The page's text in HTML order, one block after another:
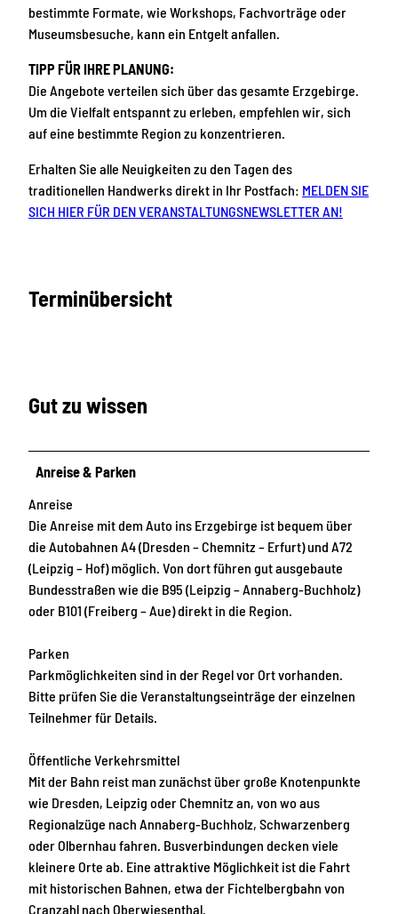
bestimmte Formate, wie Workshops, Fachvorträge oder
Museumsbesuche, kann ein Entgelt anfallen.
TIPP FÜR IHRE PLANUNG:
Die Angebote verteilen sich über das gesamte Erzgebirge.
Um die Vielfalt entspannt zu erleben, empfehlen wir, sich
auf eine bestimmte Region zu konzentrieren.
Erhalten Sie alle Neuigkeiten zu den Tagen des
traditionellen Handwerks direkt in Ihr Postfach: MELDEN SIE
SICH HIER FÜR DEN VERANSTALTUNGSNEWSLETTER AN!
Terminübersicht
Gut zu wissen
Anreise & Parken
Anreise
Die Anreise mit dem Auto ins Erzgebirge ist bequem über
die Autobahnen A4 (Dresden – Chemnitz – Erfurt) und A72
(Leipzig – Hof) möglich. Von dort führen gut ausgebaute
Bundesstraßen wie die B95 (Leipzig – Annaberg-Buchholz)
oder B101 (Freiberg – Aue) direkt in die Region.
Parken
Parkmöglichkeiten sind in der Regel vor Ort vorhanden.
Bitte prüfen Sie die Veranstaltungseinträge der einzelnen
Teilnehmer für Details.
Öffentliche Verkehrsmittel
Mit der Bahn reist man zunächst über große Knotenpunkte
wie Dresden, Leipzig oder Chemnitz an, von wo aus
Regionalzüge nach Annaberg-Buchholz, Schwarzenberg
oder Olbernhau fahren. Busverbindungen decken viele
kleinere Orte ab. Eine attraktive Möglichkeit ist die Fahrt
mit historischen Bahnen, etwa der Fichtelbergbahn von
Cranzahl nach Oberwiesenthal.